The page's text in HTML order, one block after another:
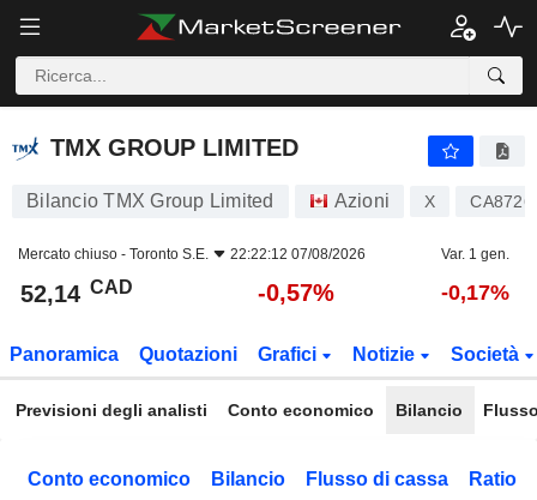
TMX GROUP LIMITED
TMX GROUP LIMITED
Bilancio TMX Group Limited Azioni X
Mercato chiuso - Toronto S.E. 22:22:12 07/08/2026 Var. 1 gen.
52,14 CAD -0,57% -0,17%
Panoramica Quotazioni Grafici Notizie Società
Previsioni degli analisti Conto economico Bilancio
Conto economico Bilancio Flusso di cassa Ratio